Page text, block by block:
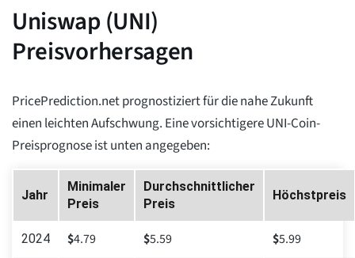
Uniswap (UNI)
Preisvorhersagen
PricePrediction.net prognostiziert für die nahe Zukunft
einen leichten Aufschwung. Eine vorsichtigere UNI-Coin-
Preisprognose ist unten angegeben:
Jahr
Minimaler
Preis
Durchschnittlicher
Preis
Höchstpreis
2024 $4.79 $5.59 $5.99